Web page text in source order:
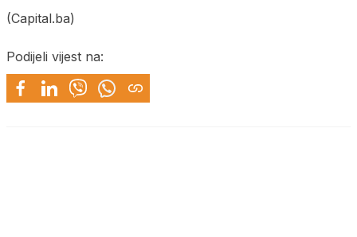
(Capital.ba)
Podijeli vijest na: